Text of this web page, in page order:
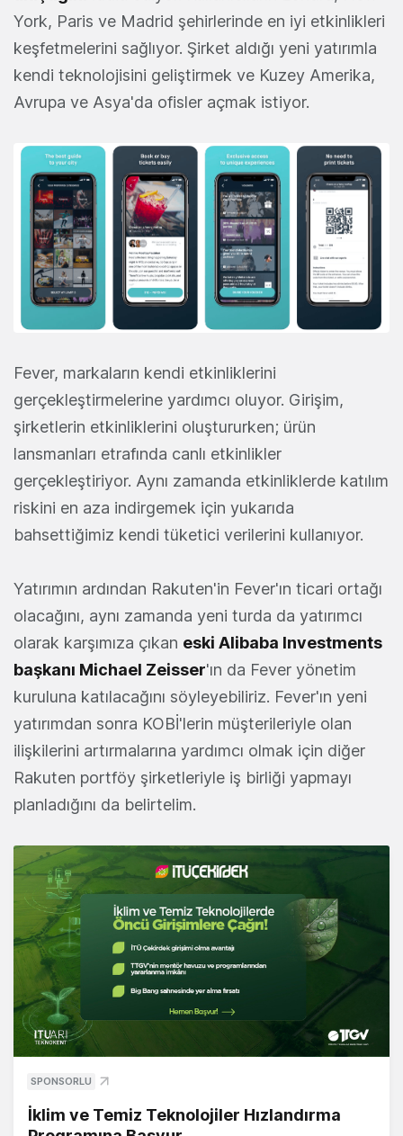
York, Paris ve Madrid şehirlerinde en iyi etkinlikleri
keşfetmelerini sağlıyor. Şirket aldığı yeni yatırımla
kendi teknolojisini geliştirmek ve Kuzey Amerika,
Avrupa ve Asya'da ofisler açmak istiyor.
Fever, markaların kendi etkinliklerini
gerçekleştirmelerine yardımcı oluyor. Girişim,
şirketlerin etkinliklerini oluştururken; ürün
lansmanları etrafında canlı etkinlikler
gerçekleştiriyor. Aynı zamanda etkinliklerde katılım
riskini en aza indirgemek için yukarıda
bahsettiğimiz kendi tüketici verilerini kullanıyor.
Yatırımın ardından Rakuten'in Fever'ın ticari ortağı
olacağını, aynı zamanda yeni turda da yatırımcı
olarak karşımıza çıkan eski Alibaba Investments
başkanı Michael Zeisser'ın da Fever yönetim
kuruluna katılacağını söyleyebiliriz. Fever'ın yeni
yatırımdan sonra KOBİ'lerin müşterileriyle olan
ilişkilerini artırmalarına yardımcı olmak için diğer
Rakuten portföy şirketleriyle iş birliği yapmayı
planladığını da belirtelim.
SPONSORLU
İklim ve Temiz Teknolojiler Hızlandırma